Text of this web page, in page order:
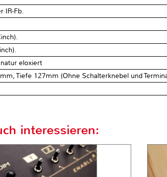
IR-Fb.
eloxiert
Tiefe 127mm (Ohne Schalterknebel und
interessieren: